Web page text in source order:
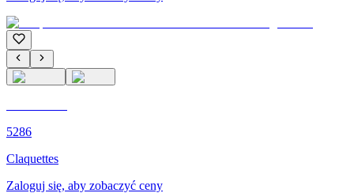
5286
Claquettes
Zaloguj się, aby zobaczyć ceny